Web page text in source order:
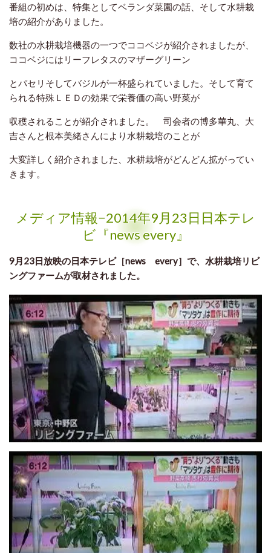
番組の初めは、特集としてベランダ菜園の話、そして水耕栽
培の紹介がありました。
数社の水耕栽培機器の一つでココベジが紹介されましたが、
ココベジにはリーフレタスのマザーグリーン
と パセリそしてバジルが一杯盛られていました。そして育て
られる特殊ＬＥＤの効果で栄養価の高い野菜が
収穫されることが紹介されました。 司会者の博多華丸、大
吉さんと根本美緒さんにより水耕栽培のことが
大変詳しく 紹介されました、水耕栽培がどんどん拡がってい
きます。
メディア情報−2014年9月23日日本テレ
ビ『news every』
9月23日放映の日本テレビ［news every］で、水耕栽培リビ
ングファームが取材されました。